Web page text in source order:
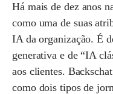
Há mais de dez anos
como uma de suas
IA da organização. É
generativa e de “IA
aos clientes.
como dois tipos de